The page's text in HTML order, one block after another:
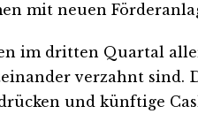
mit neuen
im dritten Quartal
verzahnt sind.
und künftige